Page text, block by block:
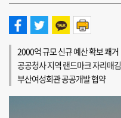
2000억 규모 신규 예산 확보 쾌거
공공청사 지역 랜드마크 자리매김
부산여성회관 공공개발 협약